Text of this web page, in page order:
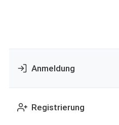
Anmeldung
Registrierung